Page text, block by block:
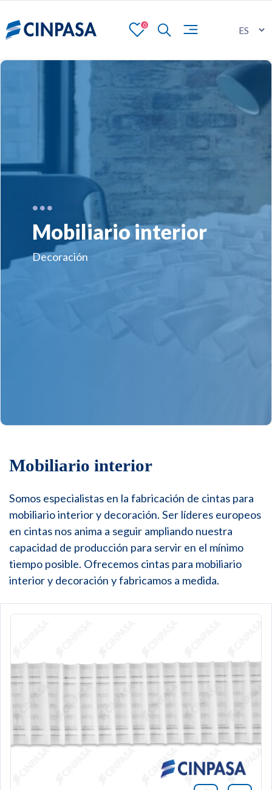
0
Mobiliario interior
Decoración
Mobiliario interior
Somos especialistas en la fabricación de cintas para
mobiliario interior y decoración. Ser líderes europeos
en cintas nos anima a seguir ampliando nuestra
capacidad de producción para servir en el mínimo
tiempo posible. Ofrecemos cintas para mobiliario
interior y decoración y fabricamos a medida.